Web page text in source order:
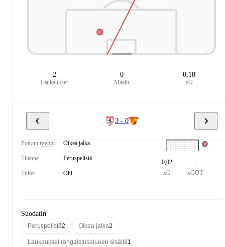
2
Laukaukset
0
Maalit
0,18
xG
3 - 0
Potkun tyyppi Oikea jalka
Tilanne Peruspelistä
Tulos Ohi
0,02
xG
-
xGOT
Suodatin
Peruspelistä2 Oikea jalka2
Laukaukset rangaistusalueen sisältä1